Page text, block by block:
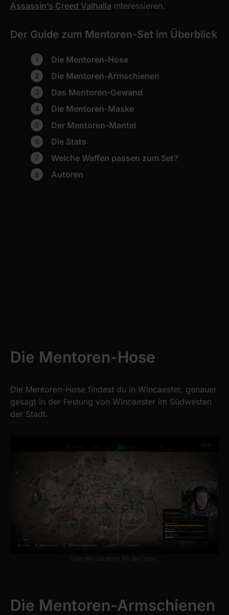
Assassin’s Creed Valhalla interessieren.
Der Guide zum Mentoren-Set im Überblick
Die Mentoren-Hose
Die Mentoren-Armschienen
Das Mentoren-Gewand
Die Mentoren-Maske
Der Mentoren-Mantel
Die Stats
Welche Waffen passen zum Set?
Autoren
Die Mentoren-Hose
Die Mentoren-Hose findest du in Wincaester, genauer
gesagt in der Festung von Wincaester im Südwesten
der Stadt.
Hier die Location für die Hose.
Die Mentoren-Armschienen